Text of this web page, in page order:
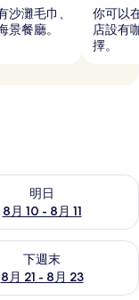
灘毛巾、
餐廳。
你可以
店設有
擇。
明日
8月 10 - 8月 11
月 10 - 8月 11的可
下週末
8月 21 - 8月 23
8月 21 - 8月 23的